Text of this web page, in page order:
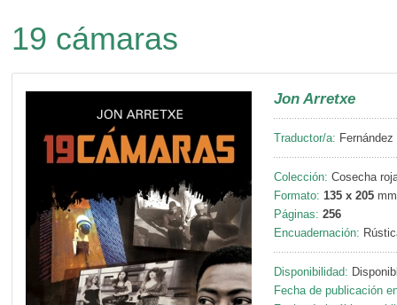
19 cámaras
Jon Arretxe
Traductor/a:
Colección: Cosecha
Formato: 135 x 205 mm
Páginas: 256
Encuadernación:
Disponibilidad:
Fecha de publicación